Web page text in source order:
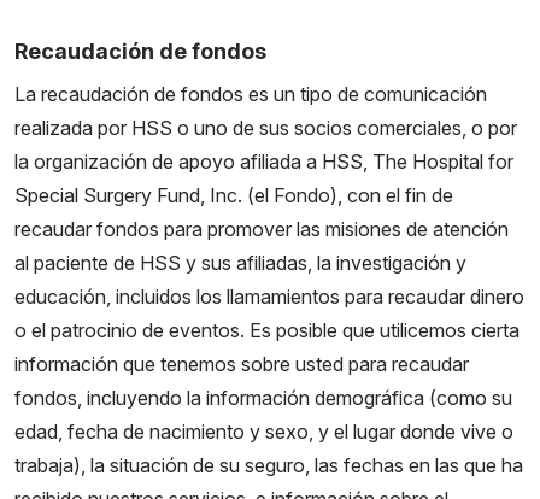
Recaudación de fondos
La recaudación de fondos es un tipo de comunicación
realizada por HSS o uno de sus socios comerciales, o por
la organización de apoyo afiliada a HSS, The Hospital for
Special Surgery Fund, Inc. (el Fondo), con el fin de
recaudar fondos para promover las misiones de atención
al paciente de HSS y sus afiliadas, la investigación y
educación, incluidos los llamamientos para recaudar dinero
o el patrocinio de eventos. Es posible que utilicemos cierta
información que tenemos sobre usted para recaudar
fondos, incluyendo la información demográfica (como su
edad, fecha de nacimiento y sexo, y el lugar donde vive o
trabaja), la situación de su seguro, las fechas en las que ha